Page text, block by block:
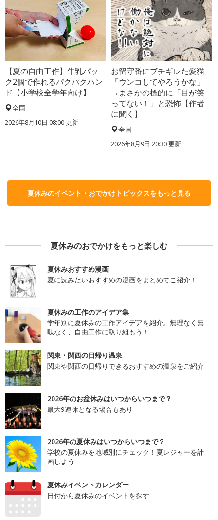
【夏の自由工作】牛乳パッ
ク2個で作れるパクパクハン
ド【小学校全学年向け】
全国
2026年8月10日 08:00更新
お留守番にブチギレた愛猫
「ウンコしてやろうかな」
→まさかの標的に「目が笑
ってない！」と恐怖【作者
に聞く】
全国
2026年8月9日 20:30更新
夏休みのイベント・おでかけトピックスをもっと見る
夏休みのおでかけをもっと楽しむ
夏休みおすすめ漫画
夏に読みたいおすすめの漫画をまとめてご紹介！
夏休みの工作のアイデア集
学年別に夏休みの工作アイデアを紹介。無理なく無
駄なく、自由工作に取り組もう！
関東・関西の日帰り温泉
関東や関西の日帰りできるおすすめの温泉をご紹介
2026年のお盆休みはいつからいつまで？
最大9連休となる場合もあり
2026年の夏休みはいつからいつまで？
学校の夏休みを地域別にチェック！夏レジャーを計
画しよう
夏休みイベントカレンダー
日付から夏休みのイベントを探す